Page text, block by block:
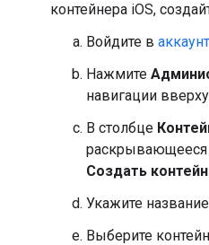
контейнера iOS,
Войдите в
Нажмите
навигации
В столбце
Создать
Укажите
Выберите